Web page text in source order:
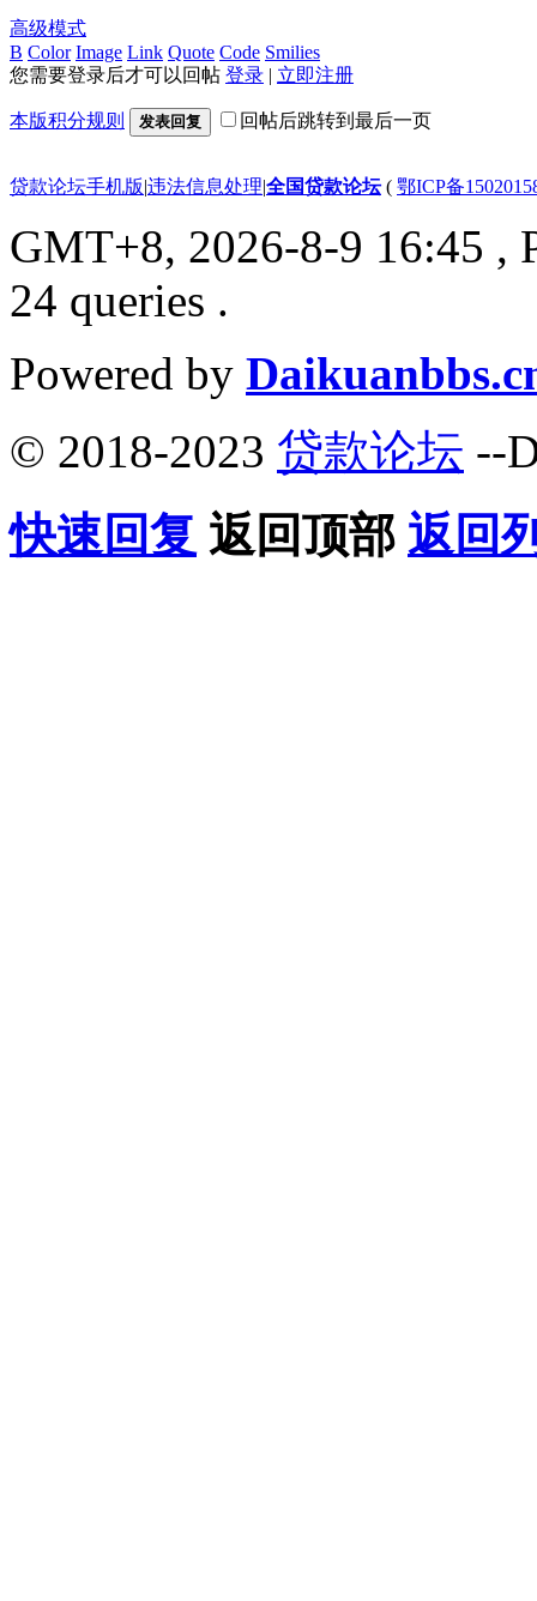
高级模式
B Color Image Link Quote Code Smilies
您需要登录后才可以回帖 登录 | 立即注册
本版积分规则 发表回复 回帖后跳转到最后一页
贷款论坛手机版|违法信息处理|全国贷款论坛( 鄂ICP备
GMT+8, 2026-8-9 16:45 ,
24 queries .
Powered by
© 2018-2023 贷款论坛 --
快速回复 返回顶部 返回